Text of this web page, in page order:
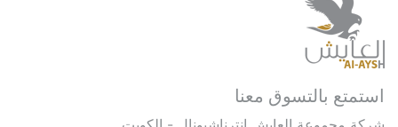
استمتع بالتسوق معنا